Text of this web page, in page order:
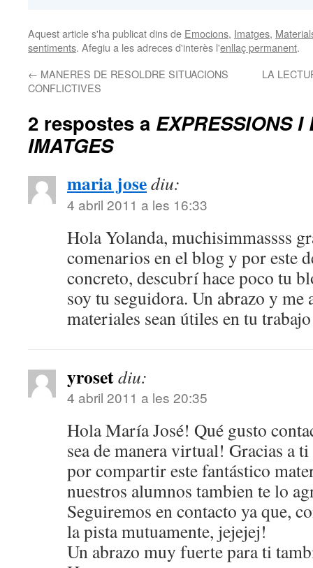
Aquest article s'ha publicat dins de Emocions, Imatges,
sentiments. Afegiu a les adreces d'interès l'enllaç permanent.
← MANERES DE RESOLDRE SITUACIONS
CONFLICTIVES
LA
2 respostes a EXPRESSIONS
IMATGES
maria josediu:
4 abril 2011 a les 16:33
Hola Yolanda, muchisimmassss
comenarios en el blog y por este
concreto, descubrí hace poco tu
soy tu seguidora. Un abrazo y me
materiales sean útiles en tu
yrosetdiu:
4 abril 2011 a les 20:35
Hola María José! Qué gusto
sea de manera virtual! Gracias a
por compartir este fantástico
nuestros alumnos tambien te lo
Seguiremos en contacto ya que,
la pista mutuamente, jejejej!
Un abrazo muy fuerte para ti